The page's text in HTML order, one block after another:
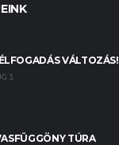
VÁLTOZÁS!
3.
TÚRA